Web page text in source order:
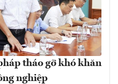
tháo gỡ khó khăn
nghiệp